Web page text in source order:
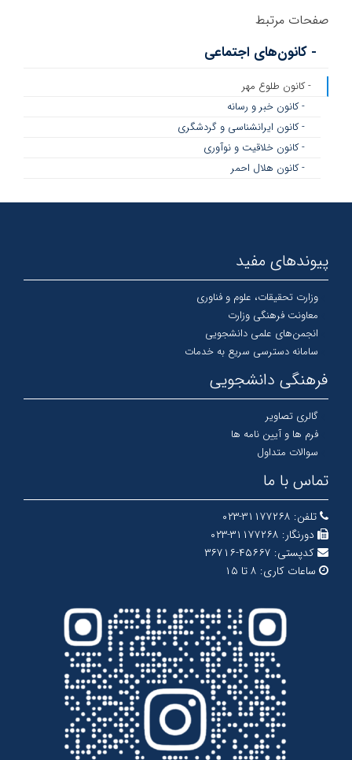
صفحات مرتبط
- کانون‌های اجتماعی
- کانون طلوع مهر
- کانون خبر و رسانه
- کانون ایرانشناسی و گردشگری
- کانون خلاقیت و نوآوری
- کانون هلال احمر
پیوندهای مفید
وزارت تحقیقات، علوم و فناوری
معاونت فرهنگی وزارت
انجمن‌های علمی دانشجویی
سامانه دسترسی سریع به خدمات
فرهنگی دانشجویی
گالری تصاویر
فرم ها و آیین نامه ها
سوالات متداول
تماس با ما
تلفن: ۳۱۱۷۷۲۶۸-۰۲۳
دورنگار: ۳۱۱۷۷۲۶۸-۰۲۳
کدپستی: ۴۵۶۶۷-۳۶۷۱۶
ساعات کاری: ۸ تا ۱۵